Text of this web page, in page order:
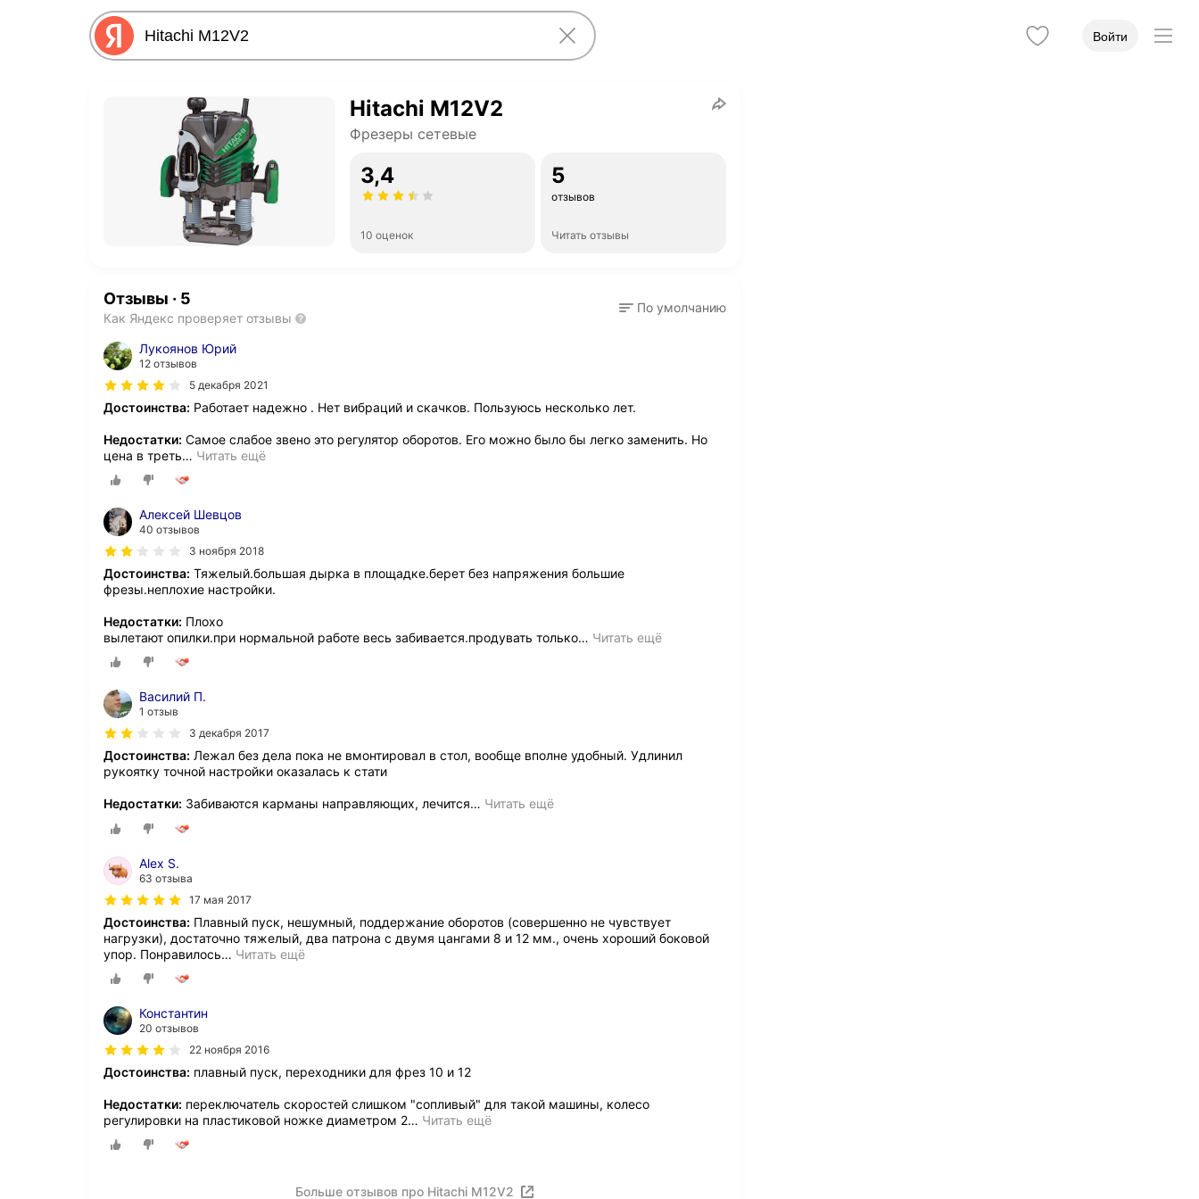
Войти
Hitachi M12V2
Фрезеры сетевые
3,4
10 оценок
5
отзывов
Читать отзывы
Отзывы · 5
Как Яндекс проверяет отзывы
По умолчанию
Лукоянов Юрий
12 отзывов
5 декабря 2021
Достоинства: Работает надежно . Нет вибраций и скачков. Пользуюсь несколько лет.
Недостатки: Самое слабое звено это регулятор оборотов. Его можно было бы легко заменить. Но
цена в треть… Читать ещё
Алексей Шевцов
40 отзывов
3 ноября 2018
Достоинства: Тяжелый.большая дырка в площадке.берет без напряжения большие
фрезы.неплохие настройки.
Недостатки: Плохо
вылетают опилки.при нормальной работе весь забивается.продувать только… Читать ещё
Василий П.
1 отзыв
3 декабря 2017
Достоинства: Лежал без дела пока не вмонтировал в стол, вообще вполне удобный. Удлинил
рукоятку точной настройки оказалась к стати
Недостатки: Забиваются карманы направляющих, лечится… Читать ещё
Alex S.
63 отзыва
17 мая 2017
Достоинства: Плавный пуск, нешумный, поддержание оборотов (совершенно не чувствует
нагрузки), достаточно тяжелый, два патрона с двумя цангами 8 и 12 мм., очень хороший боковой
упор. Понравилось… Читать ещё
Константин
20 отзывов
22 ноября 2016
Достоинства: плавный пуск, переходники для фрез 10 и 12
Недостатки: переключатель скоростей слишком "сопливый" для такой машины, колесо
регулировки на пластиковой ножке диаметром 2… Читать ещё
Больше отзывов про Hitachi M12V2